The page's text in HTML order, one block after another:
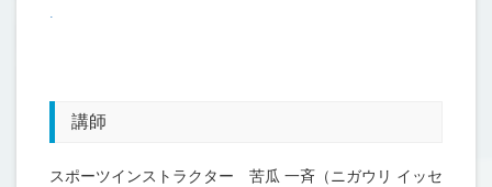
講師
スポーツインストラクター 苦瓜 一斉（ニガウリ イッセ